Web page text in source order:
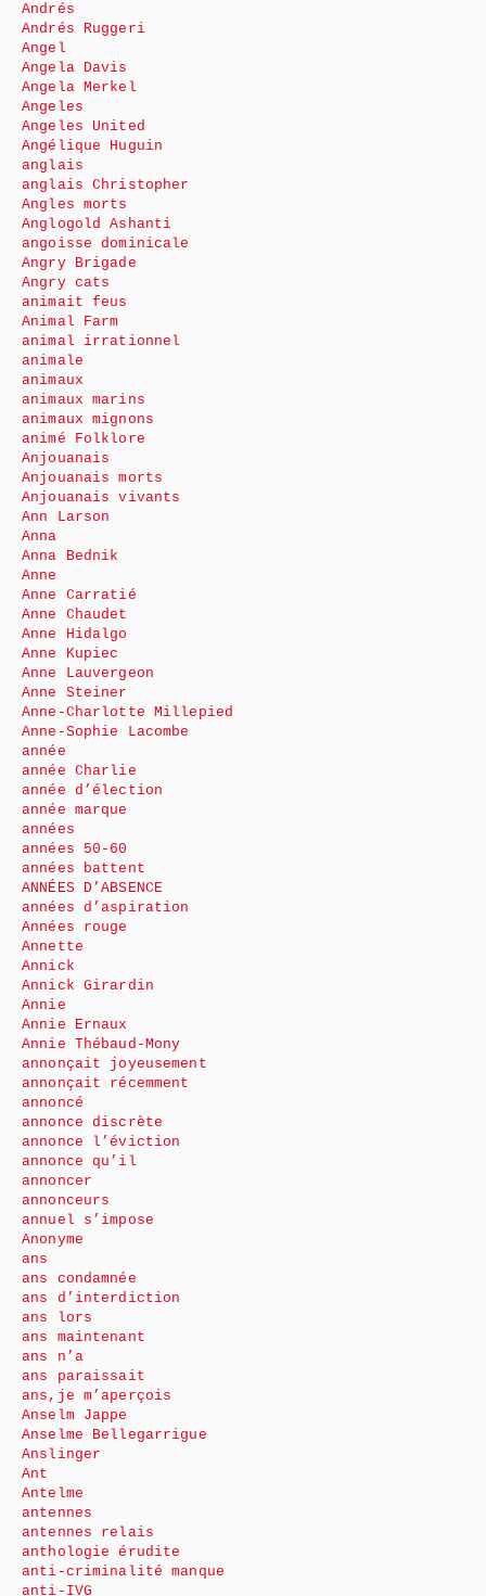
Andrés
Andrés Ruggeri
Angel
Angela Davis
Angela Merkel
Angeles
Angeles United
Angélique Huguin
anglais
anglais Christopher
Angles morts
Anglogold Ashanti
angoisse dominicale
Angry Brigade
Angry cats
animait feus
Animal Farm
animal irrationnel
animale
animaux
animaux marins
animaux mignons
animé Folklore
Anjouanais
Anjouanais morts
Anjouanais vivants
Ann Larson
Anna
Anna Bednik
Anne
Anne Carratié
Anne Chaudet
Anne Hidalgo
Anne Kupiec
Anne Lauvergeon
Anne Steiner
Anne-Charlotte Millepied
Anne-Sophie Lacombe
année
année Charlie
année d’élection
année marque
années
années 50-60
années battent
ANNÉES D’ABSENCE
années d’aspiration
Années rouge
Annette
Annick
Annick Girardin
Annie
Annie Ernaux
Annie Thébaud-Mony
annonçait joyeusement
annonçait récemment
annoncé
annonce discrète
annonce l’éviction
annonce qu’il
annoncer
annonceurs
annuel s’impose
Anonyme
ans
ans condamnée
ans d’interdiction
ans lors
ans maintenant
ans n’a
ans paraissait
ans,je m’aperçois
Anselm Jappe
Anselme Bellegarrigue
Anslinger
Ant
Antelme
antennes
antennes relais
anthologie érudite
anti-criminalité manque
anti-IVG